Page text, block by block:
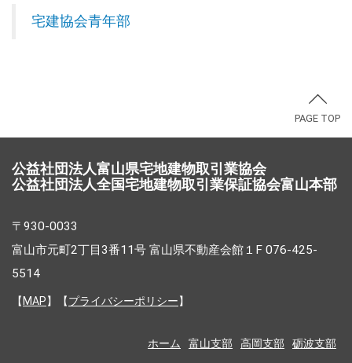
宅建協会青年部
PAGE TOP
公益社団法人富山県宅地建物取引業協会
公益社団法人全国宅地建物取引業保証協会富山本部
〒930-0033
富山市元町2丁目3番11号 富山県不動産会館１F 076-425-
5514
【 MAP】【プライバシーポリシー】
ホーム 富山支部 高岡支部 砺波支部